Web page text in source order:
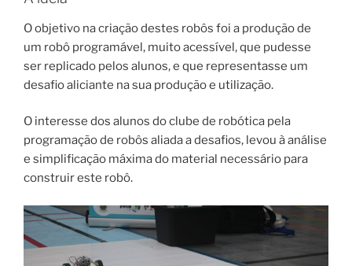
O objetivo na criação destes robôs foi a produção de
um robô programável, muito acessível, que pudesse
ser replicado pelos alunos, e que representasse um
desafio aliciante na sua produção e utilização.
O interesse dos alunos do clube de robótica pela
programação de robôs aliada a desafios, levou à análise
e simplificação máxima do material necessário para
construir este robô.